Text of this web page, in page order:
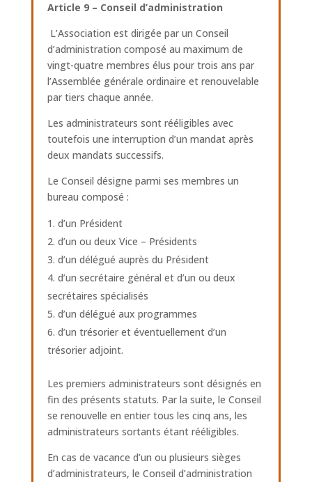
Article 9 – Conseil d’administration
L’Association est dirigée par un Conseil
d’administration composé au maximum de
vingt-quatre membres élus pour trois ans par
l’Assemblée générale ordinaire et renouvelable
par tiers chaque année.
Les administrateurs sont rééligibles avec
toutefois une interruption d’un mandat après
deux mandats successifs.
Le Conseil désigne parmi ses membres un
bureau composé :
d’un Président
d’un ou deux Vice – Présidents
d’un délégué auprès du Président
d’un secrétaire général et d’un ou deux
secrétaires spécialisés
d’un délégué aux programmes
d’un trésorier et éventuellement d’un
trésorier adjoint.
Les premiers administrateurs sont désignés en
fin des présents statuts. Par la suite, le Conseil
se renouvelle en entier tous les cinq ans, les
administrateurs sortants étant rééligibles.
En cas de vacance d’un ou plusieurs sièges
d’administrateurs, le Conseil d’administration